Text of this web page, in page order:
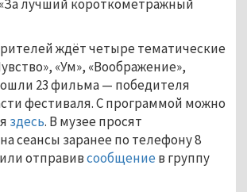
лучший короткометражный
ждёт четыре тематические
«Ум», «Воображение»,
23 фильма — победителя
фестиваля. С программой можно
здесь. В музее просят
сеансы заранее по телефону 8
отправивсообщение в группу